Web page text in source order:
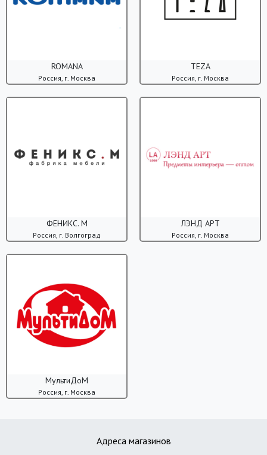
ROMANA
Россия, г. Москва
TEZA
Россия, г. Москва
ФЕНИКС. М
Россия, г. Волгоград
ЛЭНД АРТ
Россия, г. Москва
МультиДоМ
Россия, г. Москва
Адреса магазинов